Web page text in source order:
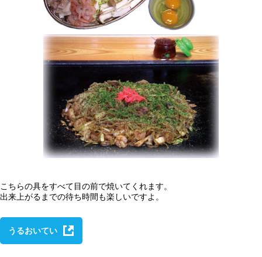
こちらの具をすべて目の前で焼いてくれます。
出来上がるまでの待ち時間も楽しいですよ。
うるおいてい